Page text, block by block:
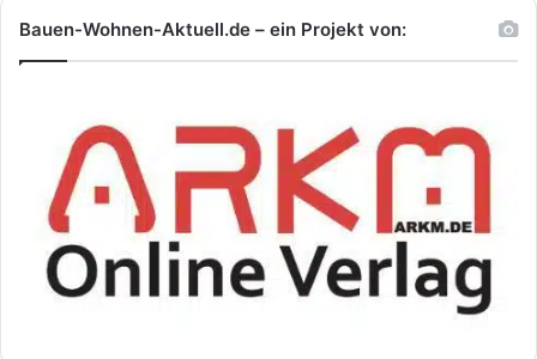
Bauen-Wohnen-Aktuell.de – ein Projekt von: